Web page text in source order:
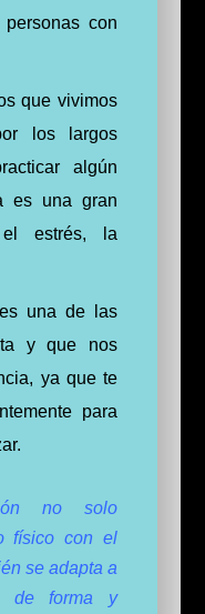
con
que vivimos
los largos
algún
es una gran
el estrés, la
una de las
y que nos
ya que te
para
no solo
físico con el
se adapta a
de forma y